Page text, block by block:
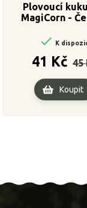
Plovoucí
MagiCorn -
 K
41 Kč 45
Koupit